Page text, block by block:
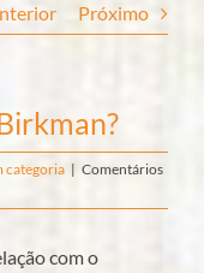
Próximo
categoria | Comentários
com o